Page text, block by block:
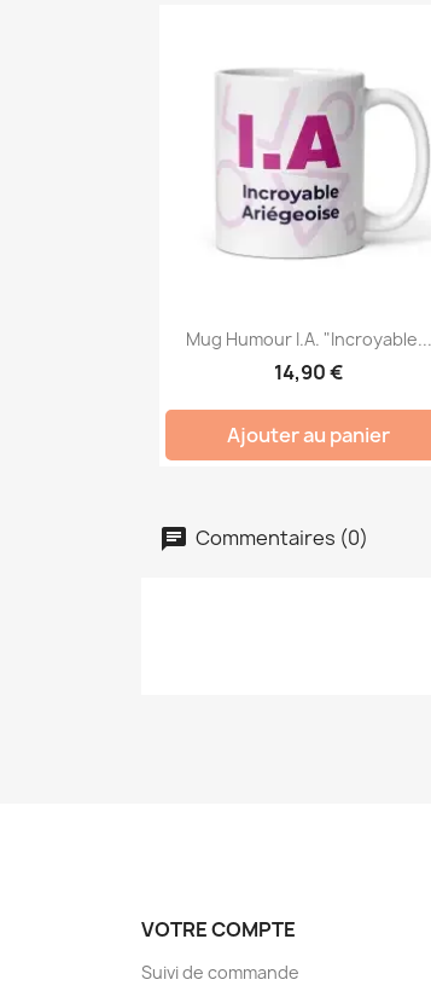
Mug Humour I.A. "Incroyable...
14,90 €
Ajouter au panier
Commentaires (0)
VOTRE COMPTE
Suivi de commande